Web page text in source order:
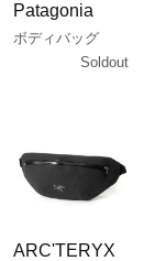
Patagonia
ボディバッグ
Soldout
ARC'TERYX